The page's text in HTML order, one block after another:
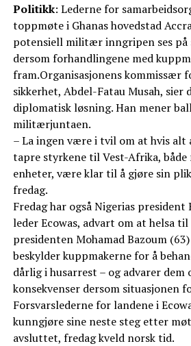
Politikk: Lederne for
toppmøte i Ghanas hovedstad
potensiell militær inngripen ses på
dersom forhandlingene med
fram.Organisasjonens kommissær
sikkerhet, Abdel-Fatau Musah, sier
diplomatisk løsning. Han mener
militærjuntaen.
– La ingen være i tvil om at hvis alt
tapre styrkene til Vest-Afrika,
enheter, være klar til å gjøre sin
fredag.
Fredag har også Nigerias president
leder Ecowas, advart om at helsa
presidenten Mohamad Bazoum
beskylder kuppmakerne for å
dårlig i husarrest – og advarer dem
konsekvenser dersom situasjonen
Forsvarslederne for landene i
kunngjøre sine neste steg etter
avsluttet, fredag kveld norsk tid.